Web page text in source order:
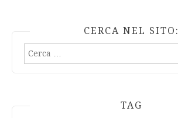
CERCA NEL SITO:
Ricerca
per:
TAG